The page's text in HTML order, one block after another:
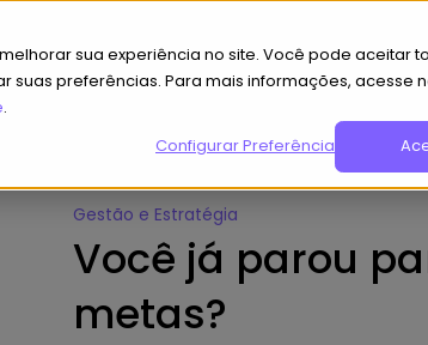
sua experiência no site. Você pode aceitar
suas preferências. Para mais informações, acesse
.
Configurar Preferências
Hub de Conteúdo»Você já
Gestão e Estratégia
Você já parou
metas?